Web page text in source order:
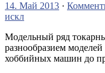
14. Май 2013 ·
искл
Модельный ряд
разнообразием
хоббийных машин до